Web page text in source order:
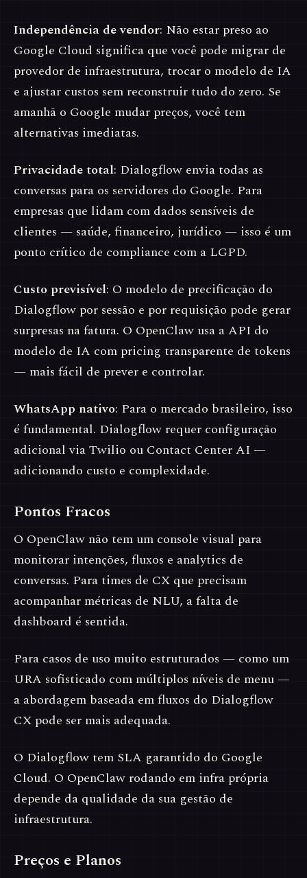
Independência de vendor: Não estar preso ao
Google Cloud significa que você pode migrar de
provedor de infraestrutura, trocar o modelo de IA
e ajustar custos sem reconstruir tudo do zero. Se
amanhã o Google mudar preços, você tem
alternativas imediatas.
Privacidade total: Dialogflow envia todas as
conversas para os servidores do Google. Para
empresas que lidam com dados sensíveis de
clientes — saúde, financeiro, jurídico — isso é um
ponto crítico de compliance com a LGPD.
Custo previsível: O modelo de precificação do
Dialogflow por sessão e por requisição pode gerar
surpresas na fatura. O OpenClaw usa a API do
modelo de IA com pricing transparente de tokens
— mais fácil de prever e controlar.
WhatsApp nativo: Para o mercado brasileiro, isso
é fundamental. Dialogflow requer configuração
adicional via Twilio ou Contact Center AI —
adicionando custo e complexidade.
Pontos Fracos
O OpenClaw não tem um console visual para
monitorar intenções, fluxos e analytics de
conversas. Para times de CX que precisam
acompanhar métricas de NLU, a falta de
dashboard é sentida.
Para casos de uso muito estruturados — como um
URA sofisticado com múltiplos níveis de menu —
a abordagem baseada em fluxos do Dialogflow
CX pode ser mais adequada.
O Dialogflow tem SLA garantido do Google
Cloud. O OpenClaw rodando em infra própria
depende da qualidade da sua gestão de
infraestrutura.
Preços e Planos